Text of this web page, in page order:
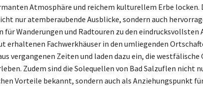
Atmosphäre und reichem kulturellem Erbe locken.
nur atemberaubende Ausblicke, sondern auch
für Wanderungen und Radtouren zu den eindrucksvollsten
erhaltenen Fachwerkhäuser in den umliegenden
vergangenen Zeiten und laden dazu ein, die
Zudem sind die Solequellen von Bad Salzuflen nicht
Vorteile bekannt, sondern auch als Anziehungspunkt für